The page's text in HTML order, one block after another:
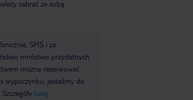
zabrać ze sobą
SMS i za
mnóstwo przydatnych
można rezerwować
wypoczynku, jesteśmy do
tutaj